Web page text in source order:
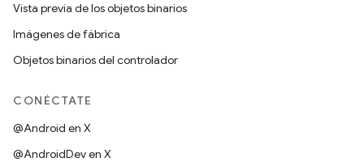
Vista previa de los objetos binarios
Imágenes de fábrica
Objetos binarios del controlador
CONÉCTATE
@Android en X
@AndroidDev en X